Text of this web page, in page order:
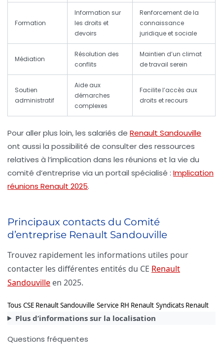
Formation
Information sur
les droits et
devoirs
Renforcement de la
connaissance
juridique et sociale
Médiation
Résolution des
conflits
Maintien d’un climat
de travail serein
Soutien
administratif
Aide aux
démarches
complexes
Facilite l’accès aux
droits et recours
Pour aller plus loin, les salariés de Renault Sandouville
ont aussi la possibilité de consulter des ressources
relatives à l’implication dans les réunions et la vie du
comité d’entreprise via un portail spécialisé : Implication
réunions Renault 2025.
Principaux contacts du Comité
d’entreprise Renault Sandouville
Trouvez rapidement les informations utiles pour
contacter les différentes entités du CE Renault
Sandouville en 2025.
Tous CSE Renault Sandouville Service RH Renault Syndicats Renault
Plus d’informations sur la localisation
Questions fréquentes